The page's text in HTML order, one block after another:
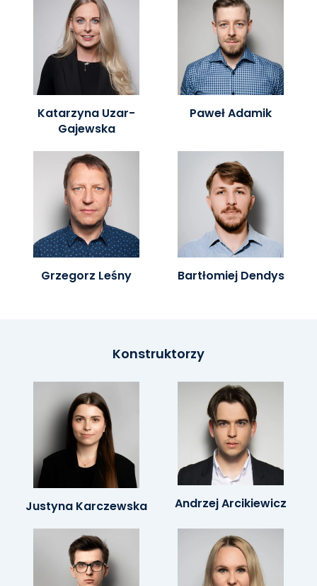
Katarzyna Uzar-
Gajewska
Paweł Adamik
Grzegorz Leśny Bartłomiej Dendys
Konstruktorzy
Justyna Karczewska Andrzej Arcikiewicz